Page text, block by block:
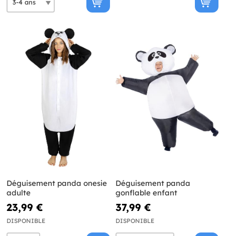
Déguisement panda onesie
adulte
23,99 €
DISPONIBLE
Déguisement panda
gonflable enfant
37,99 €
DISPONIBLE